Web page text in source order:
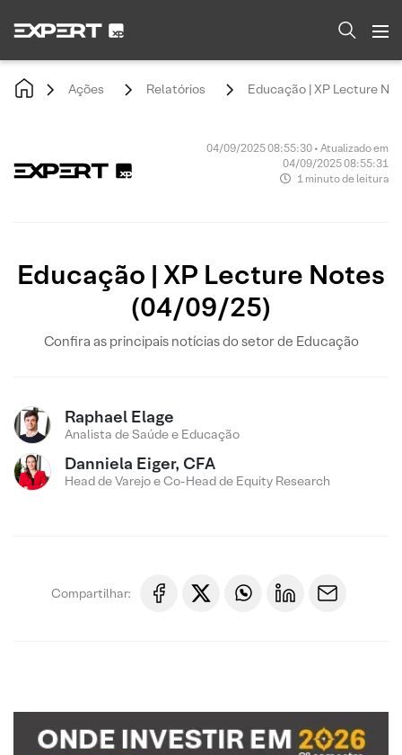
Ações Relatórios Educação | XP Lecture
04/09/2025 08:55:30 • Atualizado em
04/09/2025 08:55:31
1 minuto de leitura
Educação | XP Lecture Notes
(04/09/25)
Confira as principais notícias do setor de Educação
Raphael Elage
Analista de Saúde e Educação
Danniela Eiger, CFA
Head de Varejo e Co-Head de Equity Research
Compartilhar: